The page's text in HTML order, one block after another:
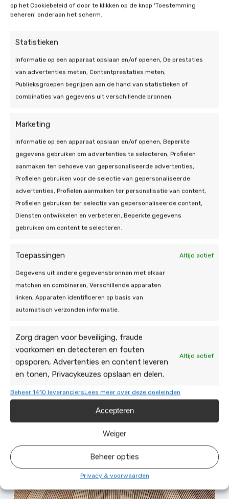
op het Cookiebeleid of door te klikken op de knop 'Toestemming
beheren' onderaan het scherm.
Statistieken
Informatie op een apparaat opslaan en/of openen, De prestaties
van advertenties meten, Contentprestaties meten,
Publieksgroepen begrijpen aan de hand van statistieken of
combinaties van gegevens uit verschillende bronnen.
Marketing
Informatie op een apparaat opslaan en/of openen, Beperkte
gegevens gebruiken om advertenties te selecteren, Profielen
aanmaken ten behoeve van gepersonaliseerde advertenties,
Profielen gebruiken voor de selectie van gepersonaliseerde
advertenties, Profielen aanmaken ter personalisatie van content,
Profielen gebruiken ter selectie van gepersonaliseerde content,
Diensten ontwikkelen en verbeteren, Beperkte gegevens
gebruiken om content te selecteren.
Toepassingen Altijd actief
Gegevens uit andere gegevensbronnen met elkaar
matchen en combineren, Verschillende apparaten
linken, Apparaten identificeren op basis van
automatisch verzonden informatie.
Zorg dragen voor beveiliging, fraude
voorkomen en detecteren en fouten
opsporen, Advertenties en content leveren
en tonen, Privacykeuzes opslaan en delen.
Altijd actief
Beheer 1410 leveranciersLees meer over deze doeleinden
Accepteren
Weiger
Beheer opties
Privacy & voorwaarden
25 jul 2026 | Thuisbatterij, Zonnepanelen
Hoe kan ik een thuisbatterij
integreren met zonnepanelen?
7 min leestijd